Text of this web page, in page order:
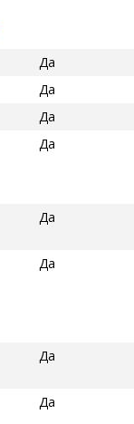
Да
Да
Да
Да
Да
Да
Да
Да